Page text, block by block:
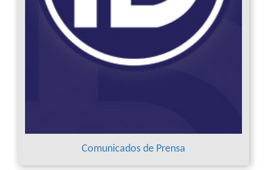
Comunicados de Prensa